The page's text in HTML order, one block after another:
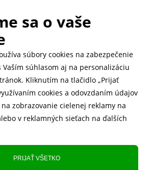
.
Rychlé doručenie 1-2 dní
Heurekazobraziť recenzie
Instagram5.643 fanúšikov
sa o vaše
súbory cookies na zabezpečenie
súhlasom aj na personalizáciu
Kliknutím na tlačidlo „Prijať
cookies a odovzdaním údajov
zobrazovanie cielenej reklamy na
v reklamných sieťach na ďalších
PRIJAŤ VŠETKO